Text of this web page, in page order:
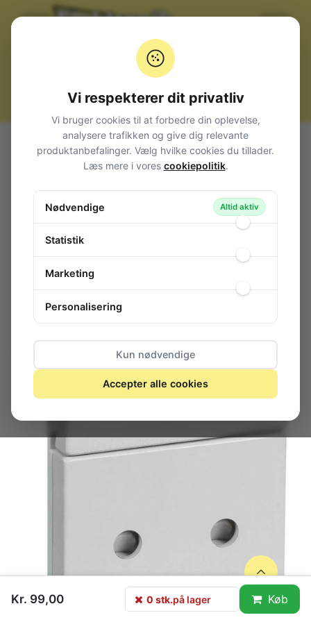
Alle produkter
El-materiel (installation)
Afbryder / Stikkontakt, 230V
Stikkontakt med afbryder 2 pol, lysegrå
Stikkontakt med afbryder 2 pol, lysegrå
Kr. 99,00 0 stk.på lager Køb
Vi respekterer dit privatliv
Vi bruger cookies til at forbedre din oplevelse,
analysere trafikken og give dig relevante
produktanbefalinger. Vælg hvilke cookies du tillader.
Læs mere i vores cookiepolitik.
Nødvendige Altid aktiv
Statistik
Marketing
Personalisering
Kun nødvendige
Accepter alle cookies